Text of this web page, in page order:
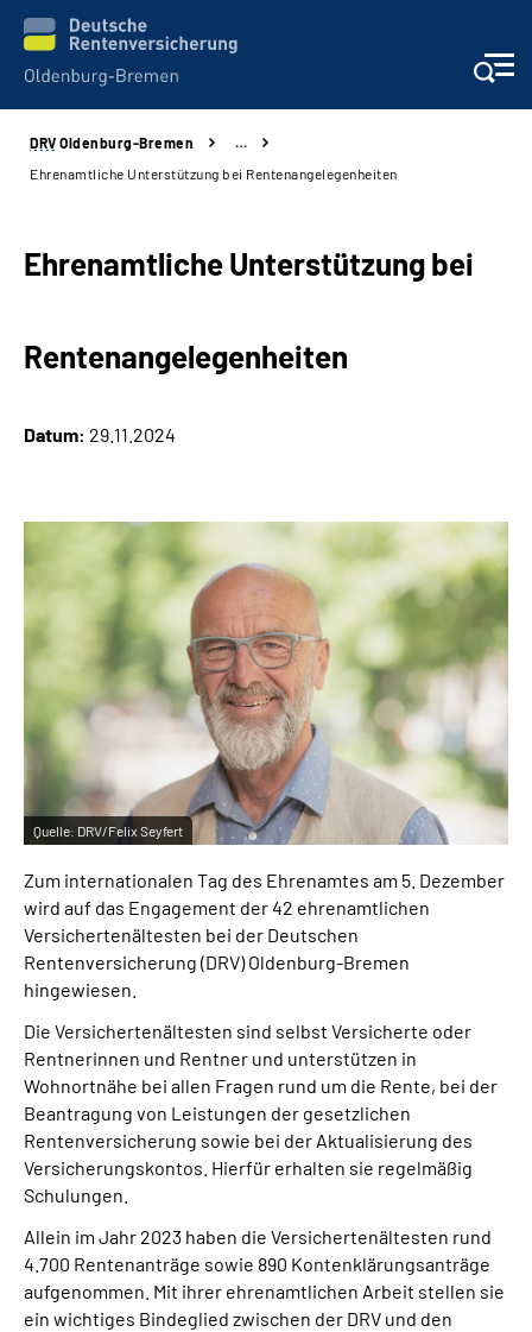
Services
Karriere
Inhalte in Gebärdensprache (DGS)
Leichte Sprache
Mein Kundenportal
DRV Oldenburg-Bremen
…
Ehrenamtliche Unterstützung bei Rentenangelegenheiten
Ehrenamtliche Unterstützung bei
Rentenangelegenheiten
Datum: 29.11.2024
Quelle: DRV/Felix Seyfert
Zum internationalen Tag des Ehrenamtes am 5. Dezember
wird auf das Engagement der 42 ehrenamtlichen
Versichertenältesten bei der Deutschen
Rentenversicherung (DRV) Oldenburg-Bremen
hingewiesen.
Die Versichertenältesten sind selbst Versicherte oder
Rentnerinnen und Rentner und unterstützen in
Wohnortnähe bei allen Fragen rund um die Rente, bei der
Beantragung von Leistungen der gesetzlichen
Rentenversicherung sowie bei der Aktualisierung des
Versicherungskontos. Hierfür erhalten sie regelmäßig
Schulungen.
Allein im Jahr 2023 haben die Versichertenältesten rund
4.700 Rentenanträge sowie 890 Kontenklärungsanträge
aufgenommen. Mit ihrer ehrenamtlichen Arbeit stellen sie
ein wichtiges Bindeglied zwischen der DRV und den